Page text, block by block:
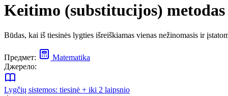
Keitimo (substitucijos) metodas
Būdas, kai iš tiesinės lygties išreiškiamas vienas nežinomasis ir
Предмет:
Matematika
Джерело:
Lygčių sistemos: tiesinė + iki 2 laipsnio